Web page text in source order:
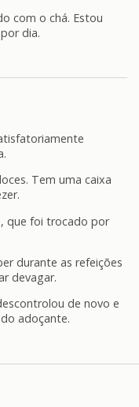
com o chá. Estou
dia.
Tem uma caixa
que foi trocado por
durante as refeições
devagar.
de novo e
adoçante.